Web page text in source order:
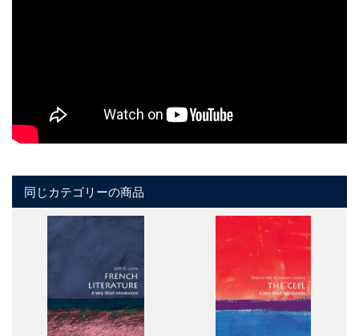
同じカテゴリーの商品